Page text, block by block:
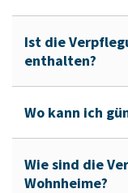
Ist die
enthalten?
Wo kann ich
Wie sind die
Wohnheime?